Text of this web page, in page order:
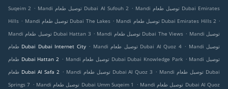
Suqeim 2 . Mandi توصيل طعام Dubai Al Sufouh 2 . Mandi توصيل طعام Dubai Emirates
Hills . Mandi توصيل طعام Dubai The Lakes . Mandi توصيل طعام Dubai Emirates Hills 2 .
Mandi توصيل طعام Dubai Hattan 3 . Mandi توصيل طعام Dubai The Views . Mandi توصيل
طعام Dubai Dubai Internet City . Mandi توصيل طعام Dubai Al Quoz 4 . Mandi توصيل
طعام Dubai Hattan 2 . Mandi توصيل طعام Dubai Dubai Knowledge Park . Mandi توصيل
طعام Dubai Al Safa 2 . Mandi توصيل طعام Dubai Al Quoz 3 . Mandi توصيل طعام Dubai
Springs 7 . Mandi توصيل طعام Dubai Umm Suqeim 1 . Mandi توصيل طعام Dubai Al Quoz